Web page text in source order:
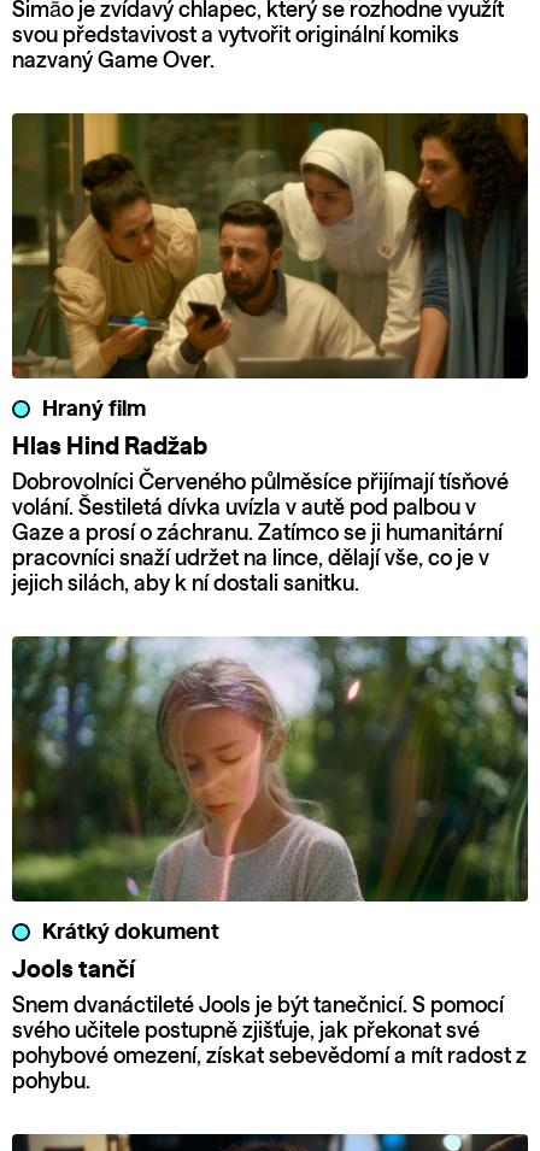
Simão je zvídavý chlapec, který se rozhodne využít
svou představivost a vytvořit originální komiks
nazvaný Game Over.
Hraný film
Hlas Hind Radžab
Dobrovolníci Červeného půlměsíce přijímají tísňové
volání. Šestiletá dívka uvízla v autě pod palbou v
Gaze a prosí o záchranu. Zatímco se ji humanitární
pracovníci snaží udržet na lince, dělají vše, co je v
jejich silách, aby k ní dostali sanitku.
Krátký dokument
Jools tančí
Snem dvanáctileté Jools je být tanečnicí. S pomocí
svého učitele postupně zjišťuje, jak překonat své
pohybové omezení, získat sebevědomí a mít radost z
pohybu.